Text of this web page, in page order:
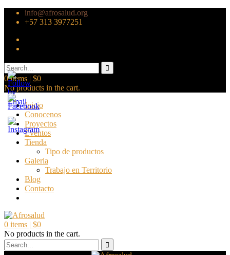
info@afrosalud.org
+57 313 3977251
0items | $0
No products in the cart.
Inicio
Conocenos
Proyectos
Eventos
Tienda
Tipo de productos
Galeria
Trabajo en Territorio
Blog
Contacto
0 items | $0
No products in the cart.